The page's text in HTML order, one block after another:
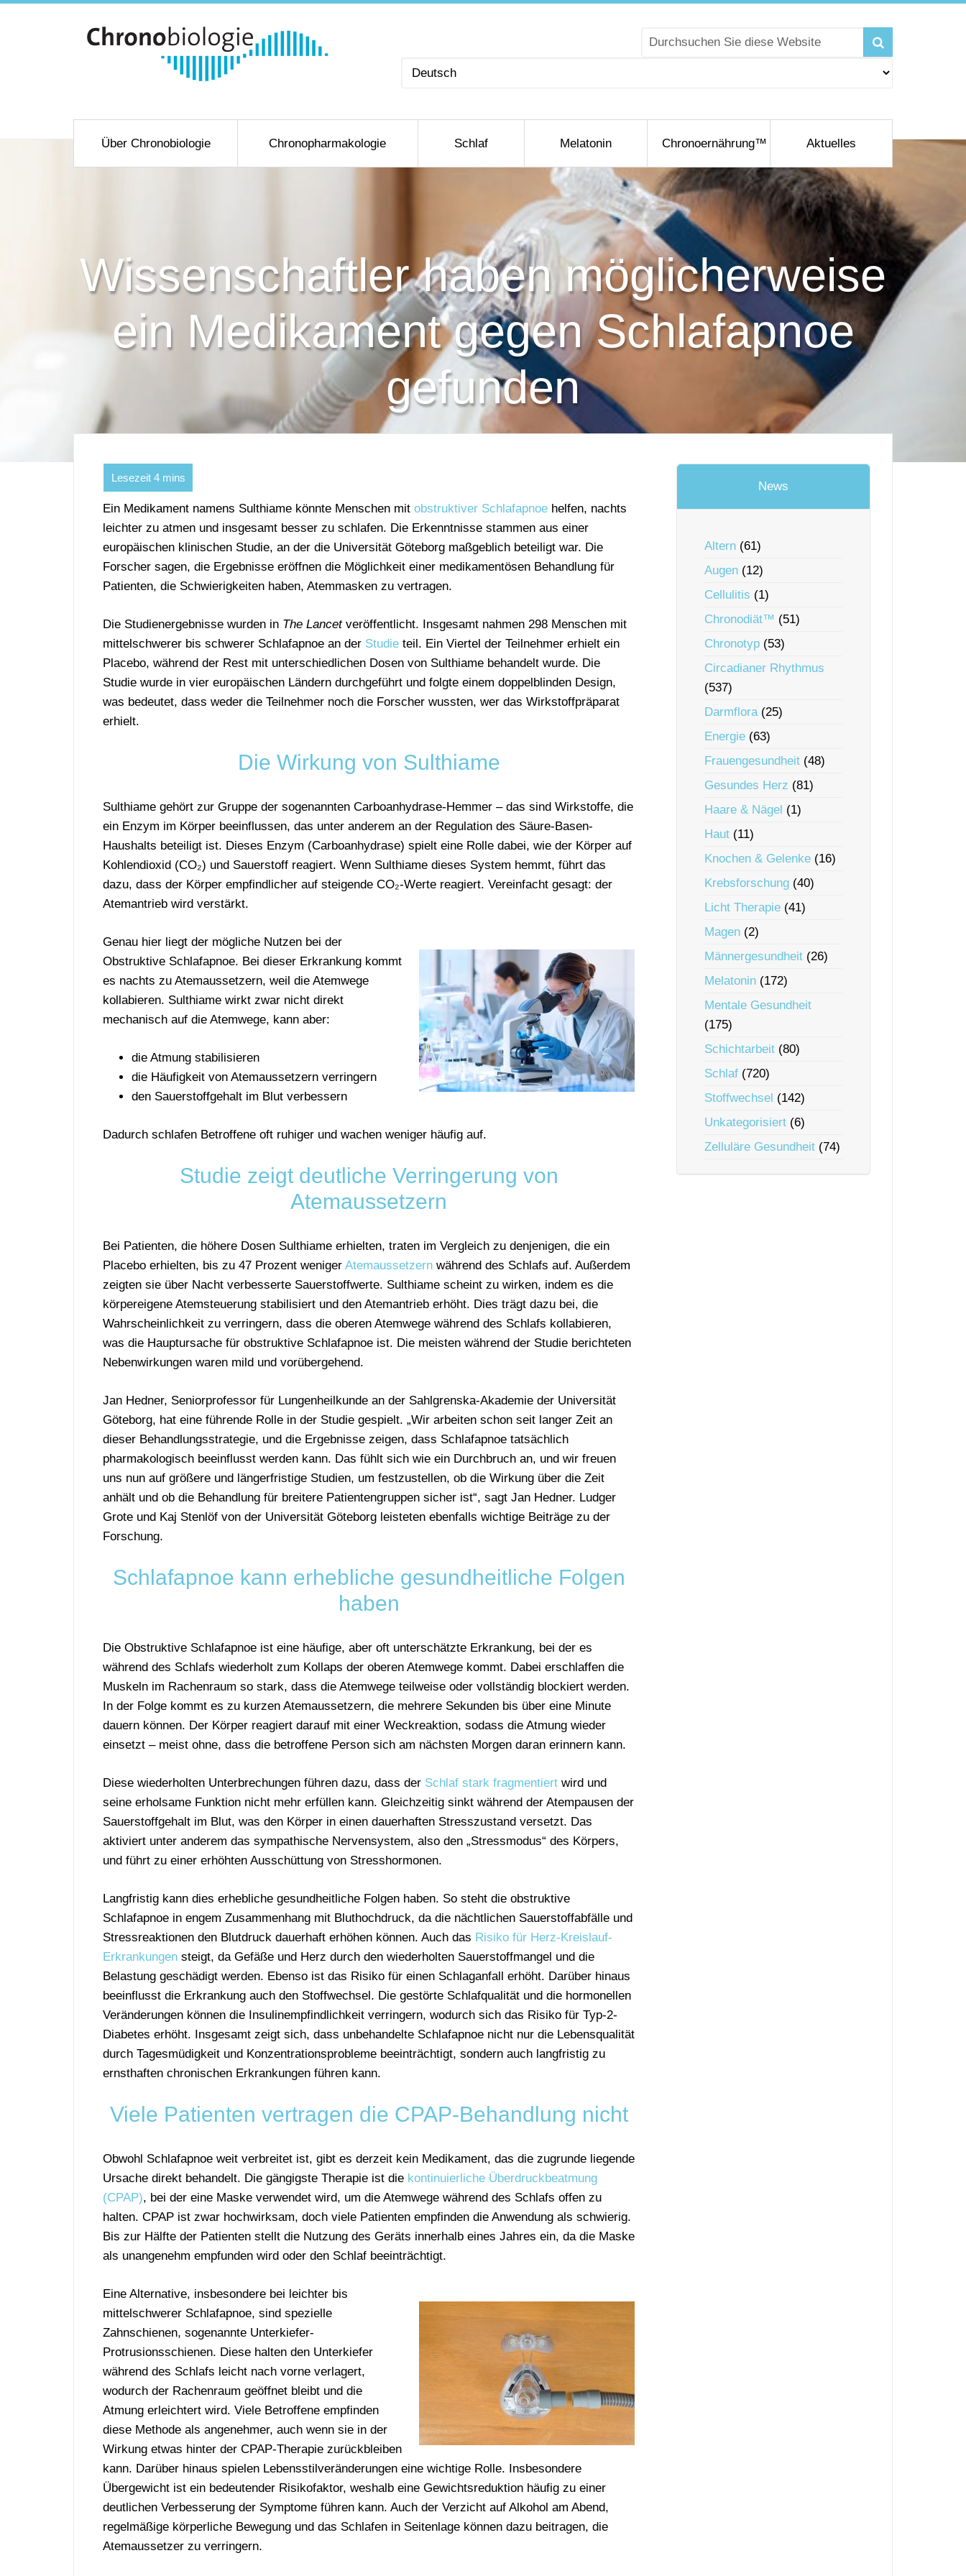
Sprache
Über Chronobiologie Chronopharmakologie Schlaf Melatonin Chronoernährung™ Aktuelles
Wissenschaftler haben möglicherweise
ein Medikament gegen Schlafapnoe
gefunden
Ein Medikament namens Sulthiame könnte Menschen mit obstruktiver Schlafapnoe helfen, nachts
leichter zu atmen und insgesamt besser zu schlafen. Die Erkenntnisse stammen aus einer
europäischen klinischen Studie, an der die Universität Göteborg maßgeblich beteiligt war. Die
Forscher sagen, die Ergebnisse eröffnen die Möglichkeit einer medikamentösen Behandlung für
Patienten, die Schwierigkeiten haben, Atemmasken zu vertragen.
Die Studienergebnisse wurden in The Lancetveröffentlicht. Insgesamt nahmen 298 Menschen mit
mittelschwerer bis schwerer Schlafapnoe an der Studie teil. Ein Viertel der Teilnehmer erhielt ein
Placebo, während der Rest mit unterschiedlichen Dosen von Sulthiame behandelt wurde. Die
Studie wurde in vier europäischen Ländern durchgeführt und folgte einem doppelblinden Design,
was bedeutet, dass weder die Teilnehmer noch die Forscher wussten, wer das Wirkstoffpräparat
erhielt.
Die Wirkung von Sulthiame
Sulthiame gehört zur Gruppe der sogenannten Carboanhydrase-Hemmer – das sind Wirkstoffe, die
ein Enzym im Körper beeinflussen, das unter anderem an der Regulation des Säure-Basen-
Haushalts beteiligt ist. Dieses Enzym (Carboanhydrase) spielt eine Rolle dabei, wie der Körper auf
Kohlendioxid (CO₂) und Sauerstoff reagiert. Wenn Sulthiame dieses System hemmt, führt das
dazu, dass der Körper empfindlicher auf steigende CO₂-Werte reagiert. Vereinfacht gesagt: der
Atemantrieb wird verstärkt.
Genau hier liegt der mögliche Nutzen bei der
Obstruktive Schlafapnoe. Bei dieser Erkrankung kommt
es nachts zu Atemaussetzern, weil die Atemwege
kollabieren. Sulthiame wirkt zwar nicht direkt
mechanisch auf die Atemwege, kann aber:
die Atmung stabilisieren
die Häufigkeit von Atemaussetzern verringern
den Sauerstoffgehalt im Blut verbessern
Dadurch schlafen Betroffene oft ruhiger und wachen weniger häufig auf.
Studie zeigt deutliche Verringerung von
Atemaussetzern
Bei Patienten, die höhere Dosen Sulthiame erhielten, traten im Vergleich zu denjenigen, die ein
Placebo erhielten, bis zu 47 Prozent weniger Atemaussetzern während des Schlafs auf. Außerdem
zeigten sie über Nacht verbesserte Sauerstoffwerte. Sulthiame scheint zu wirken, indem es die
körpereigene Atemsteuerung stabilisiert und den Atemantrieb erhöht. Dies trägt dazu bei, die
Wahrscheinlichkeit zu verringern, dass die oberen Atemwege während des Schlafs kollabieren,
was die Hauptursache für obstruktive Schlafapnoe ist. Die meisten während der Studie berichteten
Nebenwirkungen waren mild und vorübergehend.
Jan Hedner, Seniorprofessor für Lungenheilkunde an der Sahlgrenska-Akademie der Universität
Göteborg, hat eine führende Rolle in der Studie gespielt. „Wir arbeiten schon seit langer Zeit an
dieser Behandlungsstrategie, und die Ergebnisse zeigen, dass Schlafapnoe tatsächlich
pharmakologisch beeinflusst werden kann. Das fühlt sich wie ein Durchbruch an, und wir freuen
uns nun auf größere und längerfristige Studien, um festzustellen, ob die Wirkung über die Zeit
anhält und ob die Behandlung für breitere Patientengruppen sicher ist“, sagt Jan Hedner. Ludger
Grote und Kaj Stenlöf von der Universität Göteborg leisteten ebenfalls wichtige Beiträge zu der
Forschung.
Schlafapnoe kann erhebliche gesundheitliche Folgen
haben
Die Obstruktive Schlafapnoe ist eine häufige, aber oft unterschätzte Erkrankung, bei der es
während des Schlafs wiederholt zum Kollaps der oberen Atemwege kommt. Dabei erschlaffen die
Muskeln im Rachenraum so stark, dass die Atemwege teilweise oder vollständig blockiert werden.
In der Folge kommt es zu kurzen Atemaussetzern, die mehrere Sekunden bis über eine Minute
dauern können. Der Körper reagiert darauf mit einer Weckreaktion, sodass die Atmung wieder
einsetzt – meist ohne, dass die betroffene Person sich am nächsten Morgen daran erinnern kann.
Diese wiederholten Unterbrechungen führen dazu, dass der Schlaf stark fragmentiert wird und
seine erholsame Funktion nicht mehr erfüllen kann. Gleichzeitig sinkt während der Atempausen der
Sauerstoffgehalt im Blut, was den Körper in einen dauerhaften Stresszustand versetzt. Das
aktiviert unter anderem das sympathische Nervensystem, also den „Stressmodus“ des Körpers,
und führt zu einer erhöhten Ausschüttung von Stresshormonen.
Langfristig kann dies erhebliche gesundheitliche Folgen haben. So steht die obstruktive
Schlafapnoe in engem Zusammenhang mit Bluthochdruck, da die nächtlichen Sauerstoffabfälle und
Stressreaktionen den Blutdruck dauerhaft erhöhen können. Auch das Risiko für Herz-Kreislauf-
Erkrankungen steigt, da Gefäße und Herz durch den wiederholten Sauerstoffmangel und die
Belastung geschädigt werden. Ebenso ist das Risiko für einen Schlaganfall erhöht. Darüber hinaus
beeinflusst die Erkrankung auch den Stoffwechsel. Die gestörte Schlafqualität und die hormonellen
Veränderungen können die Insulinempfindlichkeit verringern, wodurch sich das Risiko für Typ-2-
Diabetes erhöht. Insgesamt zeigt sich, dass unbehandelte Schlafapnoe nicht nur die Lebensqualität
durch Tagesmüdigkeit und Konzentrationsprobleme beeinträchtigt, sondern auch langfristig zu
ernsthaften chronischen Erkrankungen führen kann.
Viele Patienten vertragen die CPAP-Behandlung nicht
Obwohl Schlafapnoe weit verbreitet ist, gibt es derzeit kein Medikament, das die zugrunde liegende
Ursache direkt behandelt. Die gängigste Therapie ist die kontinuierliche Überdruckbeatmung
(CPAP), bei der eine Maske verwendet wird, um die Atemwege während des Schlafs offen zu
halten. CPAP ist zwar hochwirksam, doch viele Patienten empfinden die Anwendung als schwierig.
Bis zur Hälfte der Patienten stellt die Nutzung des Geräts innerhalb eines Jahres ein, da die Maske
als unangenehm empfunden wird oder den Schlaf beeinträchtigt.
Eine Alternative, insbesondere bei leichter bis
mittelschwerer Schlafapnoe, sind spezielle
Zahnschienen, sogenannte Unterkiefer-
Protrusionsschienen. Diese halten den Unterkiefer
während des Schlafs leicht nach vorne verlagert,
wodurch der Rachenraum geöffnet bleibt und die
Atmung erleichtert wird. Viele Betroffene empfinden
diese Methode als angenehmer, auch wenn sie in der
Wirkung etwas hinter der CPAP-Therapie zurückbleiben
kann. Darüber hinaus spielen Lebensstilveränderungen eine wichtige Rolle. Insbesondere
Übergewicht ist ein bedeutender Risikofaktor, weshalb eine Gewichtsreduktion häufig zu einer
deutlichen Verbesserung der Symptome führen kann. Auch der Verzicht auf Alkohol am Abend,
regelmäßige körperliche Bewegung und das Schlafen in Seitenlage können dazu beitragen, die
Atemaussetzer zu verringern.
News
Altern (61)
Augen (12)
Cellulitis (1)
Chronodiät™ (51)
Chronotyp (53)
Circadianer Rhythmus
(537)
Darmflora(25)
Energie (63)
Frauengesundheit (48)
Gesundes Herz (81)
Haare & Nägel (1)
Haut (11)
Knochen & Gelenke (16)
Krebsforschung (40)
Licht Therapie (41)
Magen (2)
Männergesundheit (26)
Melatonin (172)
Mentale Gesundheit
(175)
Schichtarbeit (80)
Schlaf (720)
Stoffwechsel (142)
Unkategorisiert (6)
Zelluläre Gesundheit (74)